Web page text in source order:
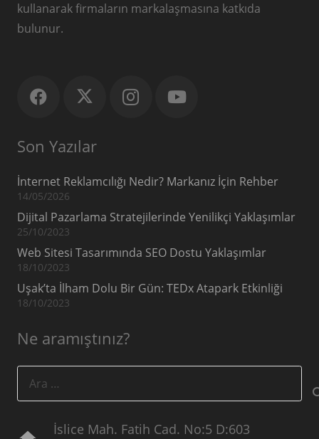
kullanarak firmaların markalaşmasına katkıda
bulunur.
Son Yazılar
İnternet Reklamcılığı Nedir? Markanız İçin Rehber
14/05/2026
Dijital Pazarlama Stratejilerinde Yenilikçi Yaklaşımlar
25/10/2023
Web Sitesi Tasarımında SEO Dostu Yaklaşımlar
18/10/2023
Uşak’ta İlham Dolu Bir Gün: TEDx Atapark Etkinliği
18/10/2023
Ne aramıştınız?
İslice Mah. Fatih Cad. No:5 D:603